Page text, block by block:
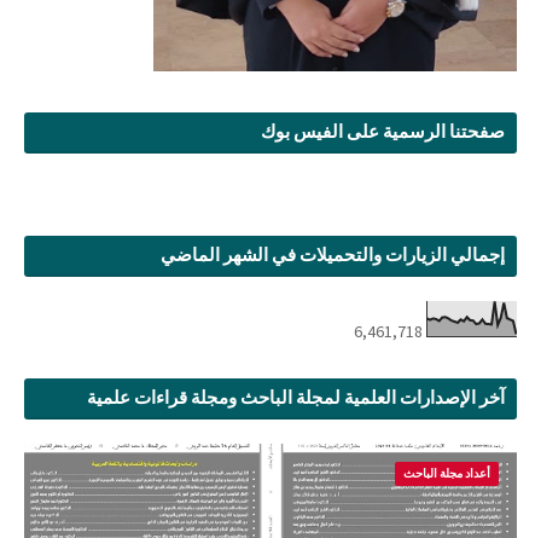
صفحتنا الرسمية على الفيس بوك
إجمالي الزيارات والتحميلات في الشهر الماضي
6,461,718
آخر الإصدارات العلمية لمجلة الباحث ومجلة قراءات علمية
أعداد مجلة الباحث